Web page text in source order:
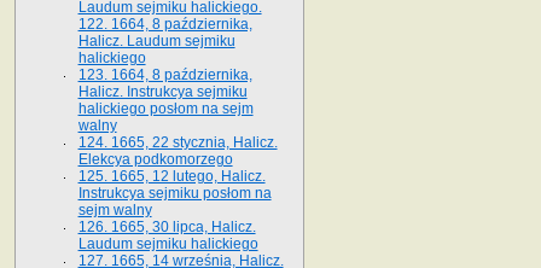
Laudum sejmiku halickiego.
122. 1664, 8 października,
Halicz. Laudum sejmiku
halickiego
123. 1664, 8 października,
Halicz. Instrukcya sejmiku
halickiego posłom na sejm
walny
124. 1665, 22 stycznia, Halicz.
Elekcya podkomorzego
125. 1665, 12 lutego, Halicz.
Instrukcya sejmiku posłom na
sejm walny
126. 1665, 30 lipca, Halicz.
Laudum sejmiku halickiego
127. 1665, 14 września, Halicz.